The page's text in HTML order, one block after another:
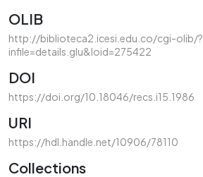
OLIB
http://biblioteca2.icesi.edu.co/cgi-olib/?
infile=details.glu&loid=275422
DOI
https://doi.org/10.18046/recs.i15.1986
URI
https://hdl.handle.net/10906/78110
Collections